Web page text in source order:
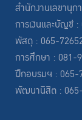
สำนักงานเลขานุ
การเงินและบัญชี
พัสดุ : 065-
การศึกษา : 081-
ฝึกอบรมฯ : 065-
พัฒนานิสิต :